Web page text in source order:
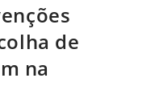
de
na